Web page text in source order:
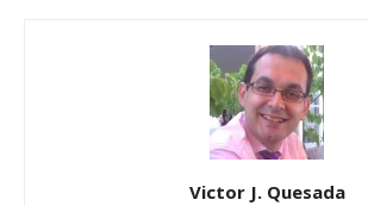
Victor J. Quesada